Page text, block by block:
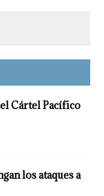
Cártel Pacífico
los ataques a